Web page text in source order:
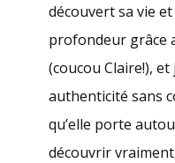
découvert sa vie
profondeur grâce
(coucou Claire!),
authenticité sans
qu’elle porte
découvrir